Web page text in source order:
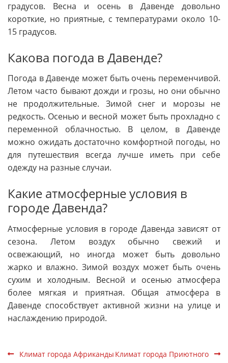
градусов. Весна и осень в Давенде довольно
короткие, но приятные, с температурами около 10-
15 градусов.
Какова погода в Давенде?
Погода в Давенде может быть очень переменчивой.
Летом часто бывают дожди и грозы, но они обычно
не продолжительные. Зимой снег и морозы не
редкость. Осенью и весной может быть прохладно с
переменной облачностью. В целом, в Давенде
можно ожидать достаточно комфортной погоды, но
для путешествия всегда лучше иметь при себе
одежду на разные случаи.
Какие атмосферные условия в
городе Давенда?
Атмосферные условия в городе Давенда зависят от
сезона. Летом воздух обычно свежий и
освежающий, но иногда может быть довольно
жарко и влажно. Зимой воздух может быть очень
сухим и холодным. Весной и осенью атмосфера
более мягкая и приятная. Общая атмосфера в
Давенде способствует активной жизни на улице и
наслаждению природой.
Климат города Африканды Климат города Приютного